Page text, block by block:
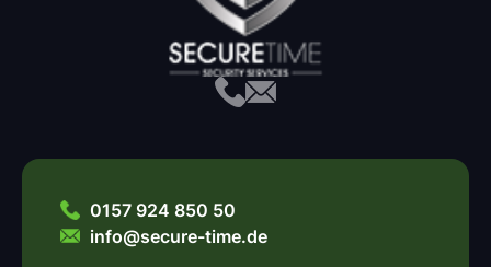
0157 924 850 50
info@secure-time.de